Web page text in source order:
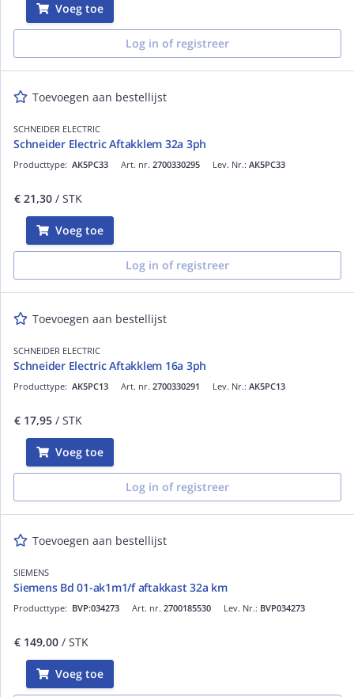
Voeg toe
Log in of registreer
Toevoegen aan bestellijst
SCHNEIDER ELECTRIC
Schneider Electric Aftakklem 32a 3ph
Art. nr. 2700330295
Producttype: AK5PC33 Lev. Nr.: AK5PC33
€ 21,30 / STK
Voeg toe
Log in of registreer
Toevoegen aan bestellijst
SCHNEIDER ELECTRIC
Schneider Electric Aftakklem 16a 3ph
Art. nr. 2700330291
Producttype: AK5PC13 Lev. Nr.: AK5PC13
€ 17,95 / STK
Voeg toe
Log in of registreer
Toevoegen aan bestellijst
SIEMENS
Siemens Bd 01-ak1m1/f aftakkast 32a km
Art. nr. 2700185530
Producttype: BVP:034273 Lev. Nr.: BVP034273
€ 149,00 / STK
Voeg toe